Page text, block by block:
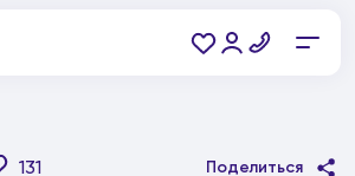
131 Поделиться